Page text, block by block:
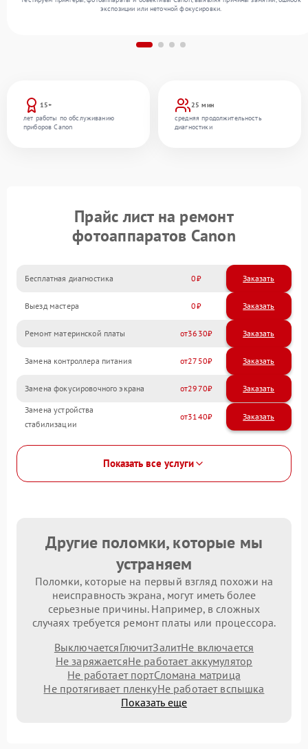
15+
лет работы по обслуживанию
приборов Canon
25 мин
средняя продолжительность
диагностики
экспозиции или неточной фокусировки.
Прайс лист на ремонт
фотоаппаратов Canon
Бесплатная диагностика 0 Заказать
Выезд мастера 0 Заказать
Ремонт материнской платы 3630
Замена контроллера питания 2750
Замена фокусировочного экрана 2970
Замена устройства
стабилизации
3140
Показать все услуги
Другие поломки, которые мы
устраняем
Поломки, которые на первый взгляд похожи на
неисправность экрана, могут иметь более
серьезные причины. Например, в сложных
случаях требуется ремонт платы или процессора.
ВыключаетсяГлючитЗалитНе включается
Не заряжаетсяНе работает аккумулятор
Не работает портСломана матрица
Не протягивает пленкуНе работает вспышка
Показать еще